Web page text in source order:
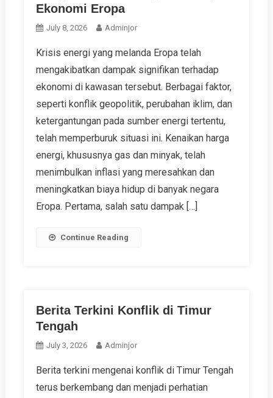
Ekonomi Eropa
July 8, 2026 Adminjor
Krisis energi yang melanda Eropa telah
mengakibatkan dampak signifikan terhadap
ekonomi di kawasan tersebut. Berbagai faktor,
seperti konflik geopolitik, perubahan iklim, dan
ketergantungan pada sumber energi tertentu,
telah memperburuk situasi ini. Kenaikan harga
energi, khususnya gas dan minyak, telah
menimbulkan inflasi yang meresahkan dan
meningkatkan biaya hidup di banyak negara
Eropa. Pertama, salah satu dampak […]
Continue Reading
Berita Terkini Konflik di Timur
Tengah
July 3, 2026 Adminjor
Berita terkini mengenai konflik di Timur Tengah
terus berkembang dan menjadi perhatian